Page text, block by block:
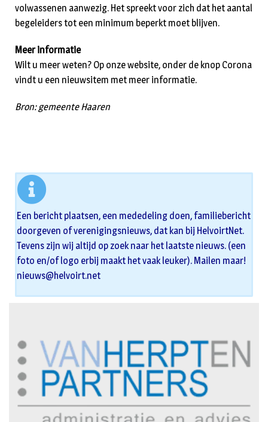
volwassenen aanwezig. Het spreekt voor zich dat het aantal
begeleiders tot een minimum beperkt moet blijven.
Meer informatie
Wilt u meer weten? Op onze website, onder de knop Corona
vindt u een nieuwsitem met meer informatie.
Bron: gemeente Haaren
Een bericht plaatsen, een mededeling doen, familiebericht
doorgeven of verenigingsnieuws, dat kan bij HelvoirtNet.
Tevens zijn wij altijd op zoek naar het laatste nieuws. (een
foto en/of logo erbij maakt het vaak leuker). Mailen maar!
nieuws@helvoirt.net